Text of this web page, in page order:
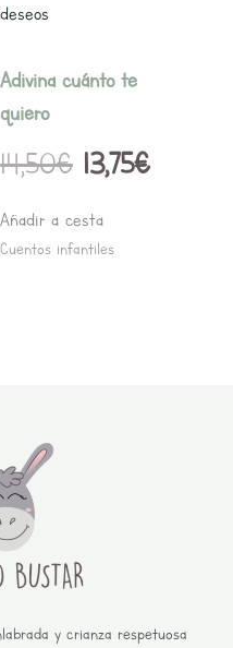
deseos
Adivina cuánto te
quiero
14,50€ 13,75€
Añadir a cesta
Cuentos infantiles
y crianza respetuosa